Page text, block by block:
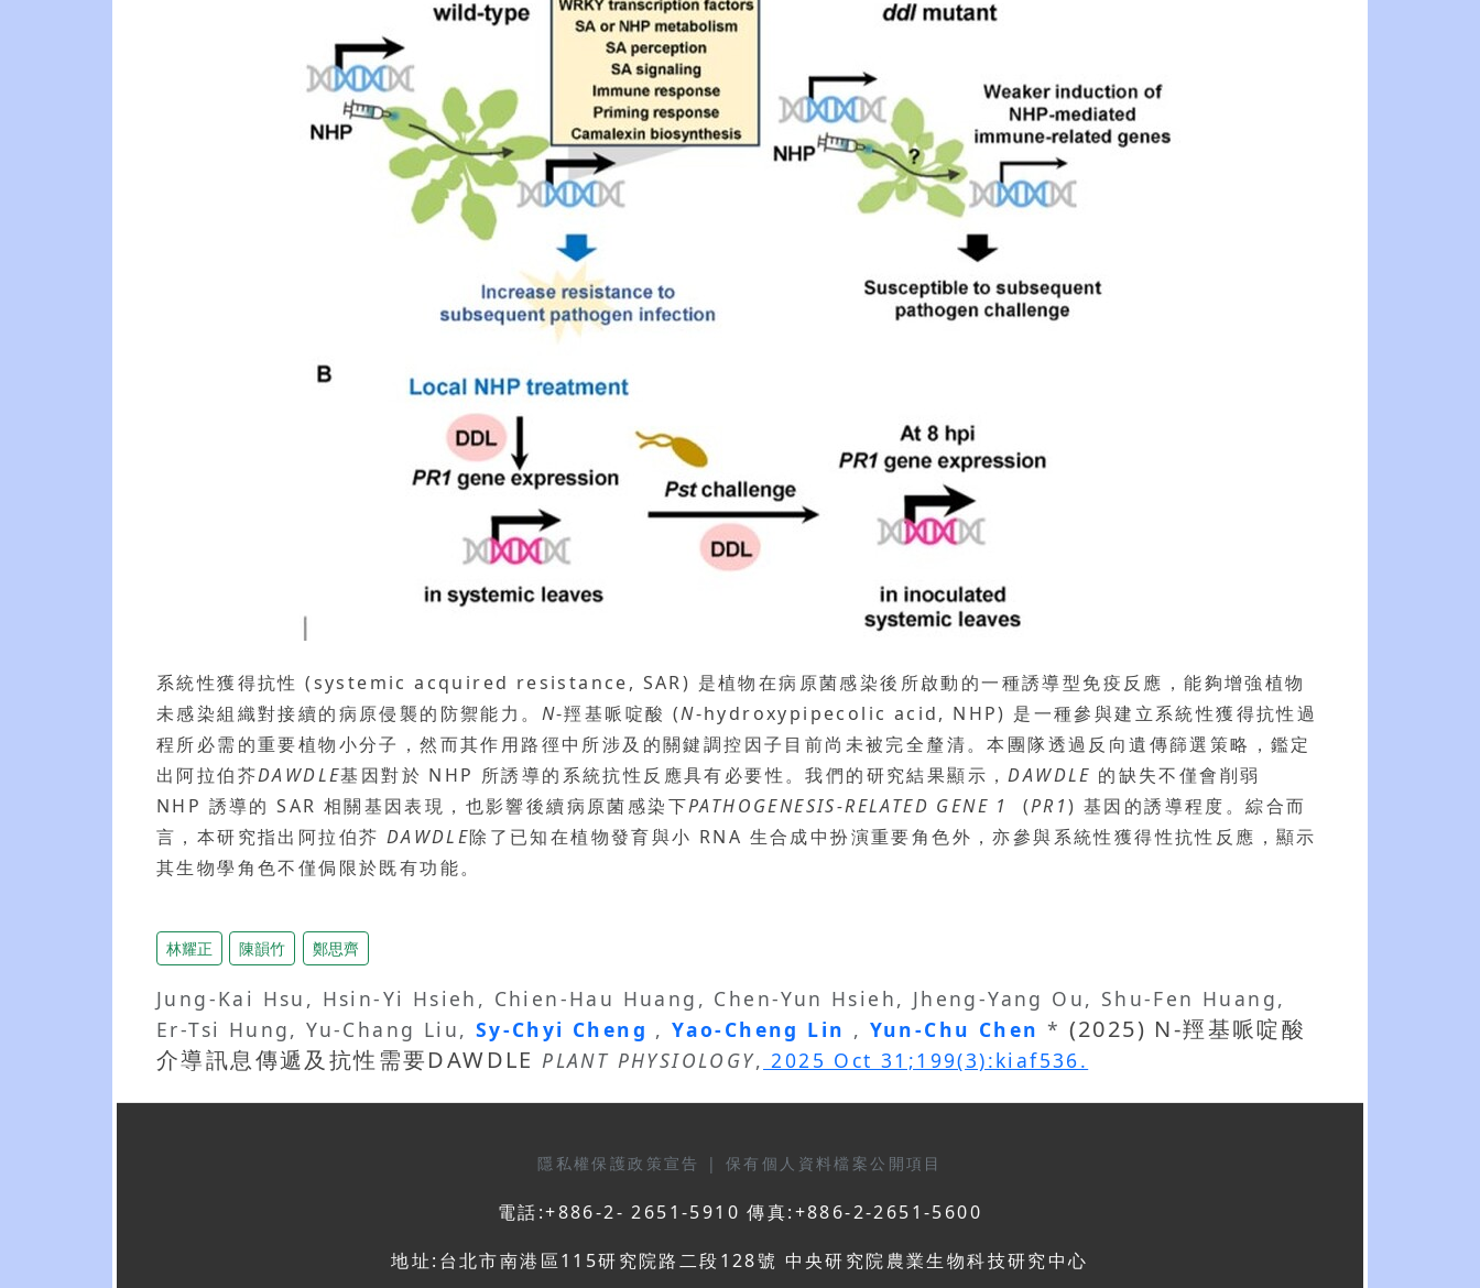
系統性獲得抗性 (systemic acquired resistance, SAR) 是植物在病原菌感染後所啟動的一種誘導型免疫反應，能夠增強植物
未感染組織對接續的病原侵襲的防禦能力。 N-羥基哌啶酸 (N-hydroxypipecolic acid, NHP) 是一種參與建立系統性獲得抗性過
程所必需的重要植物小分子，然而其作用路徑中所涉及的關鍵調控因子目前尚未被完全釐清。本團隊透過反向遺傳篩選策略，鑑定
出阿拉伯芥DAWDLE基因對於 NHP 所誘導的系統抗性反應具有必要性。我們的研究結果顯示，DAWDLE 的缺失不僅會削弱
NHP 誘導的 SAR 相關基因表現，也影響後續病原菌感染下PATHOGENESIS-RELATED GENE 1 (PR1) 基因的誘導程度。綜合而
言，本研究指出阿拉伯芥 DAWDLE除了已知在植物發育與小 RNA 生合成中扮演重要角色外，亦參與系統性獲得性抗性反應，顯示
其生物學角色不僅侷限於既有功能。
林耀正 陳韻竹 鄭思齊
Jung-Kai Hsu, Hsin-Yi Hsieh, Chien-Hau Huang, Chen-Yun Hsieh, Jheng-Yang Ou, Shu-Fen Huang,
Er-Tsi Hung, Yu-Chang Liu, Sy-Chyi Cheng ,Yao-Cheng Lin , Yun-Chu Chen * (2025) N-羥基哌啶酸
介導訊息傳遞及抗性需要DAWDLEPLANT PHYSIOLOGY, 2025 Oct 31;199(3):kiaf536.
隱私權保護政策宣告 | 保有個人資料檔案公開項目
電話:+886-2- 2651-5910 傳真:+886-2-2651-5600
地址:台北市南港區115研究院路二段128號 中央研究院農業生物科技研究中心